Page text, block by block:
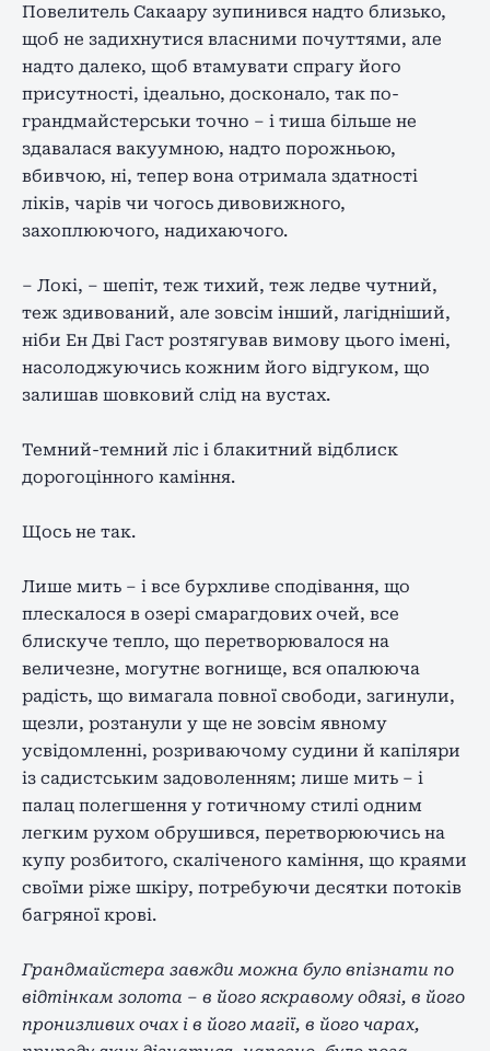
Повелитель Сакаару зупинився надто близько,
щоб не задихнутися власними почуттями, але
надто далеко, щоб втамувати спрагу його
присутності, ідеально, досконало, так по-
грандмайстерськи точно – і тиша більше не
здавалася вакуумною, надто порожньою,
вбивчою, ні, тепер вона отримала здатності
ліків, чарів чи чогось дивовижного,
захоплюючого, надихаючого.
– Локі, – шепіт, теж тихий, теж ледве чутний,
теж здивований, але зовсім інший, лагідніший,
ніби Ен Дві Гаст розтягував вимову цього імені,
насолоджуючись кожним його відгуком, що
залишав шовковий слід на вустах.
Темний-темний ліс і блакитний відблиск
дорогоцінного каміння.
Щось не так.
Лише мить – і все бурхливе сподівання, що
плескалося в озері смарагдових очей, все
блискуче тепло, що перетворювалося на
величезне, могутнє вогнище, вся опалююча
радість, що вимагала повної свободи, загинули,
щезли, розтанули у ще не зовсім явному
усвідомленні, розриваючому судини й капіляри
із садистським задоволенням; лише мить – і
палац полегшення у готичному стилі одним
легким рухом обрушився, перетворюючись на
купу розбитого, скаліченого каміння, що краями
своїми ріже шкіру, потребуючи десятки потоків
багряної крові.
Грандмайстера завжди можна було впізнати по
відтінкам золота – в його яскравому одязі, в його
пронизливих очах і в його магії, в його чарах,